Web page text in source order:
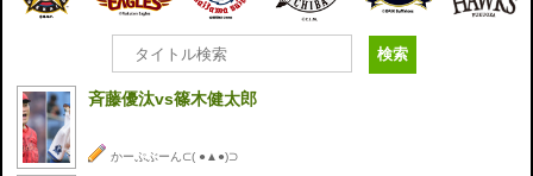
斉藤優汰vs篠木健太郎
かーぷぶーん⊂( ●▲●)⊃